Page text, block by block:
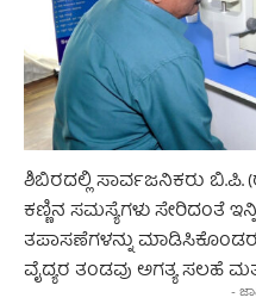
ಶಿಬಿರದಲ್ಲಿ ಸಾರ್ವಜನಿಕರು ಬಿ.ಪಿ.
ಕಣ್ಣಿನ ಸಮಸ್ಯೆಗಳು ಸೇರಿದಂತೆ
ತಪಾಸಣೆಗಳನ್ನು
ವೈದ್ಯರ ತಂಡವು ಅಗತ್ಯ ಸಲಹೆ
-